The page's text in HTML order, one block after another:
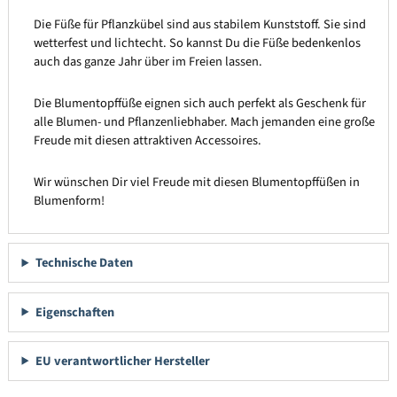
Die Füße für Pflanzkübel sind aus stabilem Kunststoff. Sie sind
wetterfest und lichtecht. So kannst Du die Füße bedenkenlos
auch das ganze Jahr über im Freien lassen.
Die Blumentopffüße eignen sich auch perfekt als Geschenk für
alle Blumen- und Pflanzenliebhaber. Mach jemanden eine große
Freude mit diesen attraktiven Accessoires.
Wir wünschen Dir viel Freude mit diesen Blumentopffüßen in
Blumenform!
Technische Daten
Eigenschaften
EU verantwortlicher Hersteller